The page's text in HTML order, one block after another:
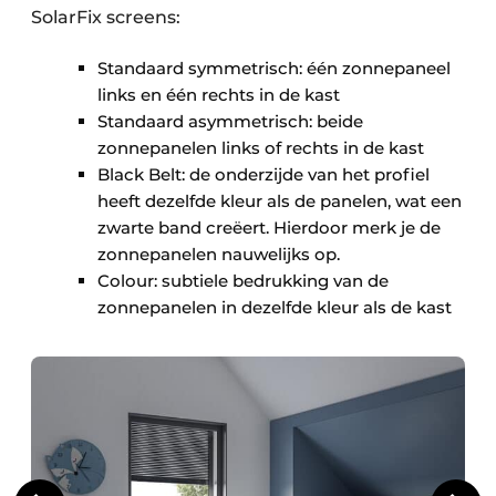
SolarFix screens:
Standaard symmetrisch: één zonnepaneel
links en één rechts in de kast
Standaard asymmetrisch: beide
zonnepanelen links of rechts in de kast
Black Belt: de onderzijde van het profiel
heeft dezelfde kleur als de panelen, wat een
zwarte band creëert. Hierdoor merk je de
zonnepanelen nauwelijks op.
Colour: subtiele bedrukking van de
zonnepanelen in dezelfde kleur als de kast